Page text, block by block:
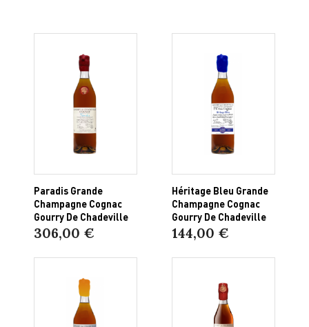
Paradis Grande
Champagne Cognac
Gourry De Chadeville
306,00 €
Héritage Bleu Grande
Champagne Cognac
Gourry De Chadeville
144,00 €